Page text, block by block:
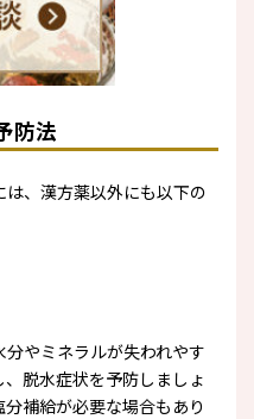
防法
、漢方薬以外にも以下の
やミネラルが失われやす
脱水症状を予防しましょ
補給が必要な場合もあり